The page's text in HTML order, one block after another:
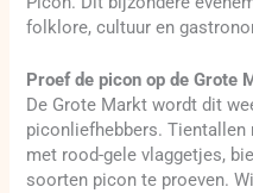
folklore, cultuur en
Proef de picon op de Grote
De Grote Markt wordt dit
piconliefhebbers.
met rood-gele vlaggetjes,
soorten picon te proeven.